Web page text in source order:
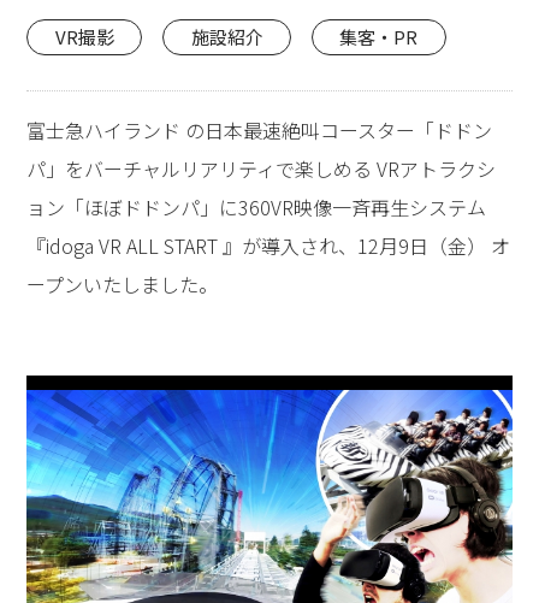
VR撮影 施設紹介 集客・PR
富士急ハイランド の日本最速絶叫コースター「ドドン
パ」をバーチャルリアリティで楽しめる VRアトラクシ
ョン「ほぼドドンパ」に360VR映像一斉再生システム
『idoga VR ALL START 』が導入され、12月9日（金） オ
ープンいたしました。